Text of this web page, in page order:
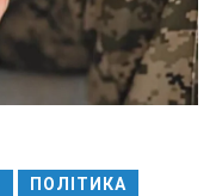
ПОЛІТИКА